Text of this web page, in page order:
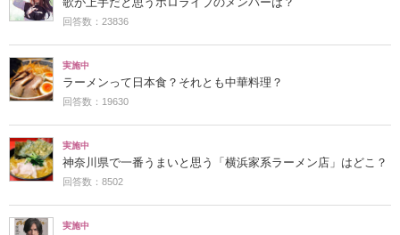
歌が上手だと思うホロライブのメンバーは？
回答数：23836
実施中
ラーメンって日本食？それとも中華料理？
回答数：19630
実施中
神奈川県で一番うまいと思う「横浜家系ラーメン店」はどこ？
回答数：8502
実施中